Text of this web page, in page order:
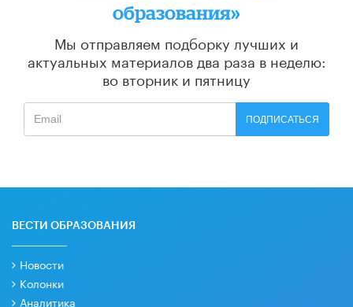
образования»
Мы отправляем подборку лучших и
актуальных материалов два раза в неделю:
во вторник и пятницу
ПОДПИСАТЬСЯ
ВЕСТИ ОБРАЗОВАНИЯ
Новости
Колонки
Аналитика